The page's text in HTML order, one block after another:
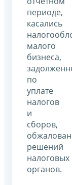
периоде,
касались
малого
бизнеса,
по
уплате
налогов
и
сборов,
решений
налоговых
органов.